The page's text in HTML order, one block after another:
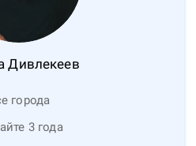
Дивлекеев
города
3 года